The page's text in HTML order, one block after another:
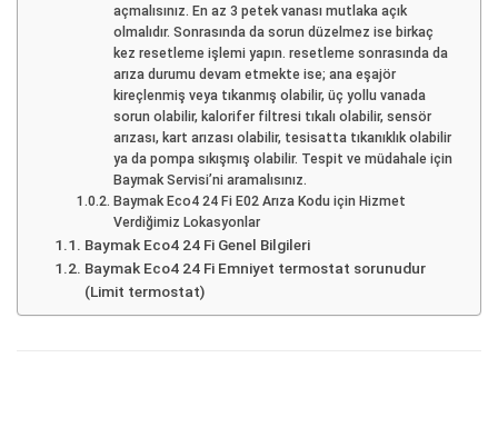
açmalısınız. En az 3 petek vanası mutlaka açık
olmalıdır. Sonrasında da sorun düzelmez ise birkaç
kez resetleme işlemi yapın. resetleme sonrasında da
arıza durumu devam etmekte ise; ana eşajör
kireçlenmiş veya tıkanmış olabilir, üç yollu vanada
sorun olabilir, kalorifer filtresi tıkalı olabilir, sensör
arızası, kart arızası olabilir, tesisatta tıkanıklık olabilir
ya da pompa sıkışmış olabilir. Tespit ve müdahale için
Baymak Servisi’ni aramalısınız.
Baymak Eco4 24 Fi E02 Arıza Kodu için Hizmet
Verdiğimiz Lokasyonlar
Baymak Eco4 24 Fi Genel Bilgileri
Baymak Eco4 24 Fi Emniyet termostat sorunudur
(Limit termostat)